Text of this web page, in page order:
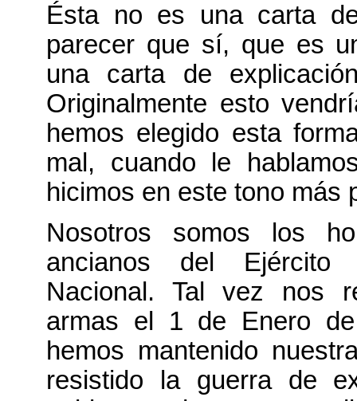
Ésta no es una carta
parecer que sí, que es
una carta de
Originalmente esto
hemos elegido esta
mal, cuando le
hicimos en este tono más
Nosotros somos los
ancianos del Ejército
Nacional. Tal vez nos
armas el 1 de Enero
hemos mantenido
resistido la guerra de